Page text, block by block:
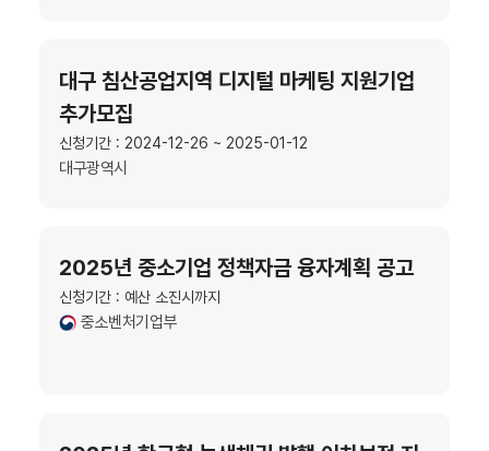
대구 침산공업지역 디지털 마케팅 지원기업
추가모집
신청기간 : 2024-12-26 ~ 2025-01-12
대구광역시
2025년 중소기업 정책자금 융자계획 공고
신청기간 : 예산 소진시까지
중소벤처기업부